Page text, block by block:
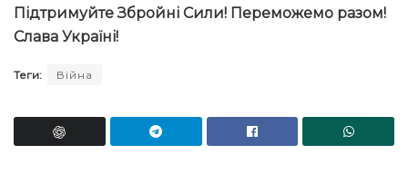
Підтримуйте Збройні Сили! Переможемо разом!
Слава Україні!
Теги: Війна